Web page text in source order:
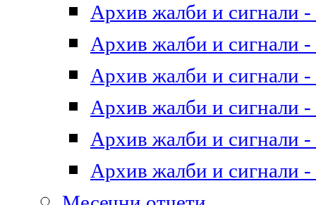
Архив жалби и сигнали -
Архив жалби и сигнали -
Архив жалби и сигнали -
Архив жалби и сигнали -
Архив жалби и сигнали -
Архив жалби и сигнали -